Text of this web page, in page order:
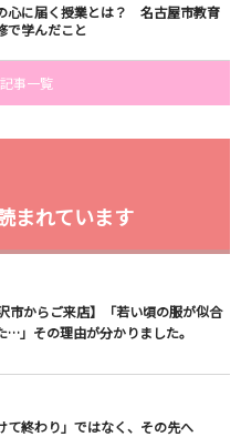
心に届く授業とは？ 名古屋市教育
で学んだこと
事一覧
まれています
市からご来店】「若い頃の服が似合
…」その理由が分かりました。
て終わり」ではなく、その先へ